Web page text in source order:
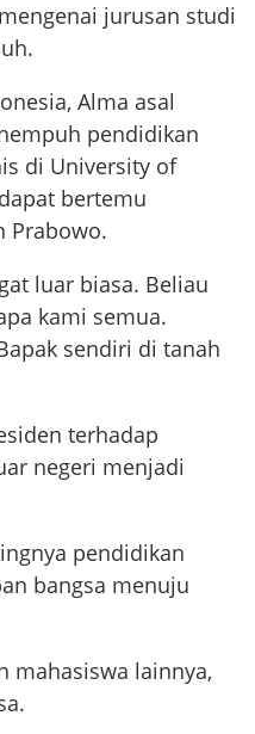
jurusan studi
Alma asal
pendidikan
di University of
bertemu
Prabowo.
luar biasa. Beliau
kami semua.
sendiri di tanah
terhadap
negeri menjadi
pendidikan
bangsa menuju
mahasiswa lainnya,